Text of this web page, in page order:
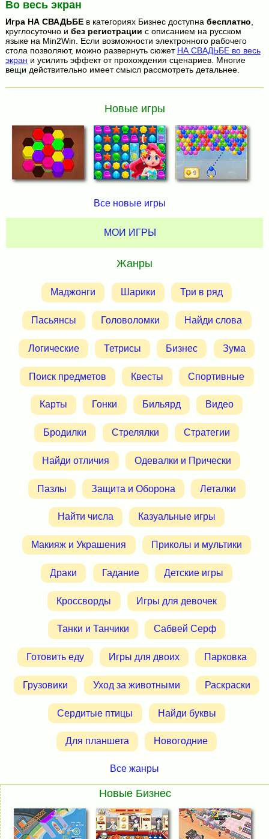
Во весь экран
Игра НА СВАДЬБЕв категориях Бизнес доступна бесплатно
круглосуточно и без регистрации с описанием на русском
языке на Min2Win. Если возможности электронного рабочего
стола позволяют, можно развернуть сюжет НА СВАДЬБЕ во весь
экран и усилить эффект от прохождения сценариев. Многие
вещи действительно имеет смысл рассмотреть детальнее.
Новые игры
Все новые игры
МОИ ИГРЫ
Жанры
Маджонги Шарики Три в ряд
Пасьянсы Головоломки Найди слова
Логические Тетрисы Бизнес Зума
Поиск предметов Квесты Спортивные
Карты Гонки Бильярд Видео
Бродилки Стрелялки Стратегии
Найди отличия Одевалки и Прически
Пазлы Защита и Оборона Леталки
Найти числа Казуальные игры
Макияж и Украшения Приколы и мультики
Драки Гадание Детские игры
Кроссворды Игры для девочек
Танки и Танчики Сабвей Серф
Готовить еду Игры для двоих Парковка
Грузовики Уход за животными Раскраски
Сердитые птицы Найди буквы
Для планшета Новогодние
Все жанры
Новые Бизнес